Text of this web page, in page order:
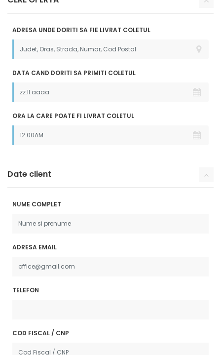
ADRESA UNDE DORITI SA FIE LIVRAT COLETUL
DATA CAND DORITI SA PRIMITI COLETUL
ORA LA CARE POATE FI LIVRAT COLETUL
Date client
NUME COMPLET
ADRESA EMAIL
TELEFON
COD FISCAL / CNP